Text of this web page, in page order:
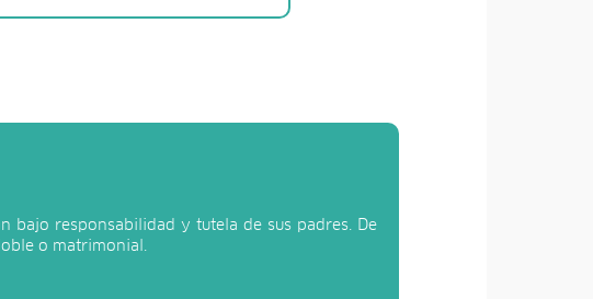
bajo responsabilidad y tutela de sus padres. De
o matrimonial.